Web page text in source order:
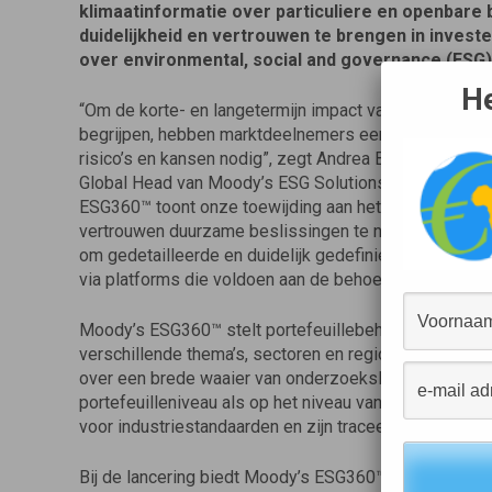
klimaatinformatie over particuliere en openbare
duidelijkheid en vertrouwen te brengen in
over environmental, social and governance
“Om de korte- en langetermijn impact van ESG- en
begrijpen, hebben marktdeelnemers een holistische
risico’s en kansen nodig”, zegt Andrea Blackman,
Global Head van Moody’s ESG Solutions. “De lancering
ESG360™ toont onze toewijding aan het bieden van
vertrouwen duurzame beslissingen te nemen.
om gedetailleerde en duidelijk gedefinieerde
via platforms die voldoen aan de behoeften van de
Moody’s ESG360™ stelt portefeuillebeheerders in
verschillende thema’s, sectoren en regio’s, om de
over een brede waaier van onderzoekslijnen en om
portefeuilleniveau als op het niveau van de entiteit.
voor industriestandaarden en zijn traceerbaar naar
Bij de lancering biedt Moody’s ESG360™ toegang tot